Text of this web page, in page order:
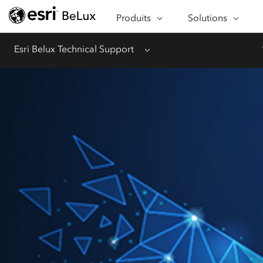
Produits
À PROPOS D'ARCGIS
PROGRAMMES SPÉCIAUX
Solutions
SECTEURS
Esri Belux Technical Support Menu